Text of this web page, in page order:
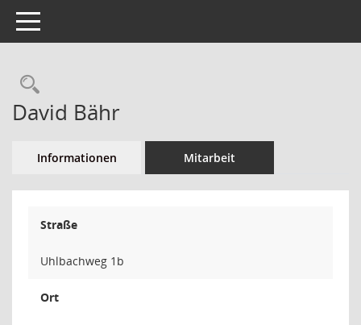
Toggle navigation
Rechercheauswahl
David Bähr
Informationen Mitarbeit
Straße
Uhlbachweg 1b
Ort